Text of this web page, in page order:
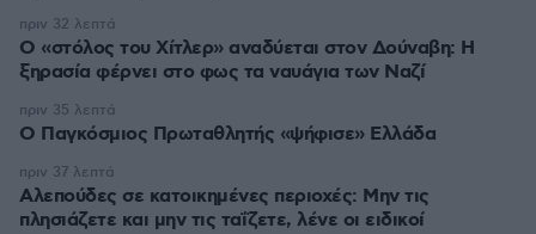
Ο «στόλος του Χίτλερ» αναδύεται στον Δούναβη: Η
ξηρασία φέρνει στο φως τα ναυάγια των Ναζί
πριν 32 λεπτά
Ο Παγκόσμιος Πρωταθλητής «ψήφισε» Ελλάδα
πριν 35 λεπτά
Αλεπούδες σε κατοικημένες περιοχές: Μην τις
πλησιάζετε και μην τις ταΐζετε, λένε οι ειδικοί
πριν 37 λεπτά